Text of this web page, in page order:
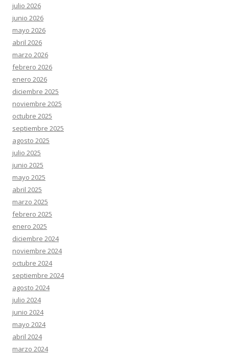
julio 2026
junio 2026
mayo 2026
abril 2026
marzo 2026
febrero 2026
enero 2026
diciembre 2025
noviembre 2025
octubre 2025
septiembre 2025
agosto 2025
julio 2025
junio 2025
mayo 2025
abril 2025
marzo 2025
febrero 2025
enero 2025
diciembre 2024
noviembre 2024
octubre 2024
septiembre 2024
agosto 2024
julio 2024
junio 2024
mayo 2024
abril 2024
marzo 2024